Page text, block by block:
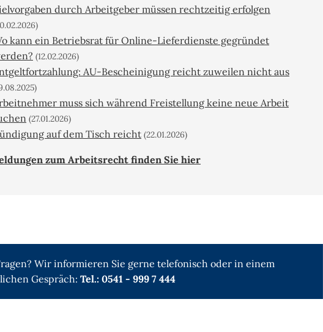
durch Arbeitgeber müssen rechtzeitig erfolgen
kann ein Betriebsrat für Online-Lieferdienste gegründet
(12.02.2026)
AU-Bescheinigung reicht zuweilen nicht aus
muss sich während Freistellung keine neue Arbeit
(27.01.2026)
auf dem Tisch reicht (22.01.2026)
zum Arbeitsrecht finden Sie hier
Wir informieren Sie gerne telefonisch oder in einem
Gespräch: Tel.: 0541 - 999 7 444